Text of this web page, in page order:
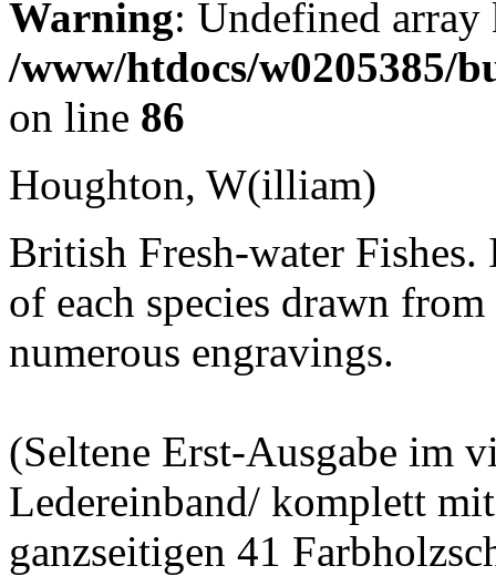
Warning: Undefined
/www/htdocs/w0205385/
on line 86
Houghton, W(illiam)
British Fresh-water
of each species drawn
numerous engravings.
(Seltene Erst-Ausgabe im
Ledereinband/ komplett
ganzseitigen 41